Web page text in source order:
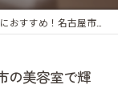
屋市の美容室で輝く美しさを手に入れる方法
の美容室で輝